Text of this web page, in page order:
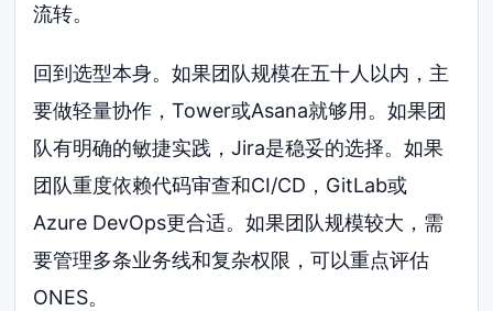
流转。
回到选型本身。如果团队规模在五十人以内，主
要做轻量协作，Tower或Asana就够用。如果团
队有明确的敏捷实践，Jira是稳妥的选择。如果
团队重度依赖代码审查和CI/CD，GitLab或
Azure DevOps更合适。如果团队规模较大，需
要管理多条业务线和复杂权限，可以重点评估
ONES。